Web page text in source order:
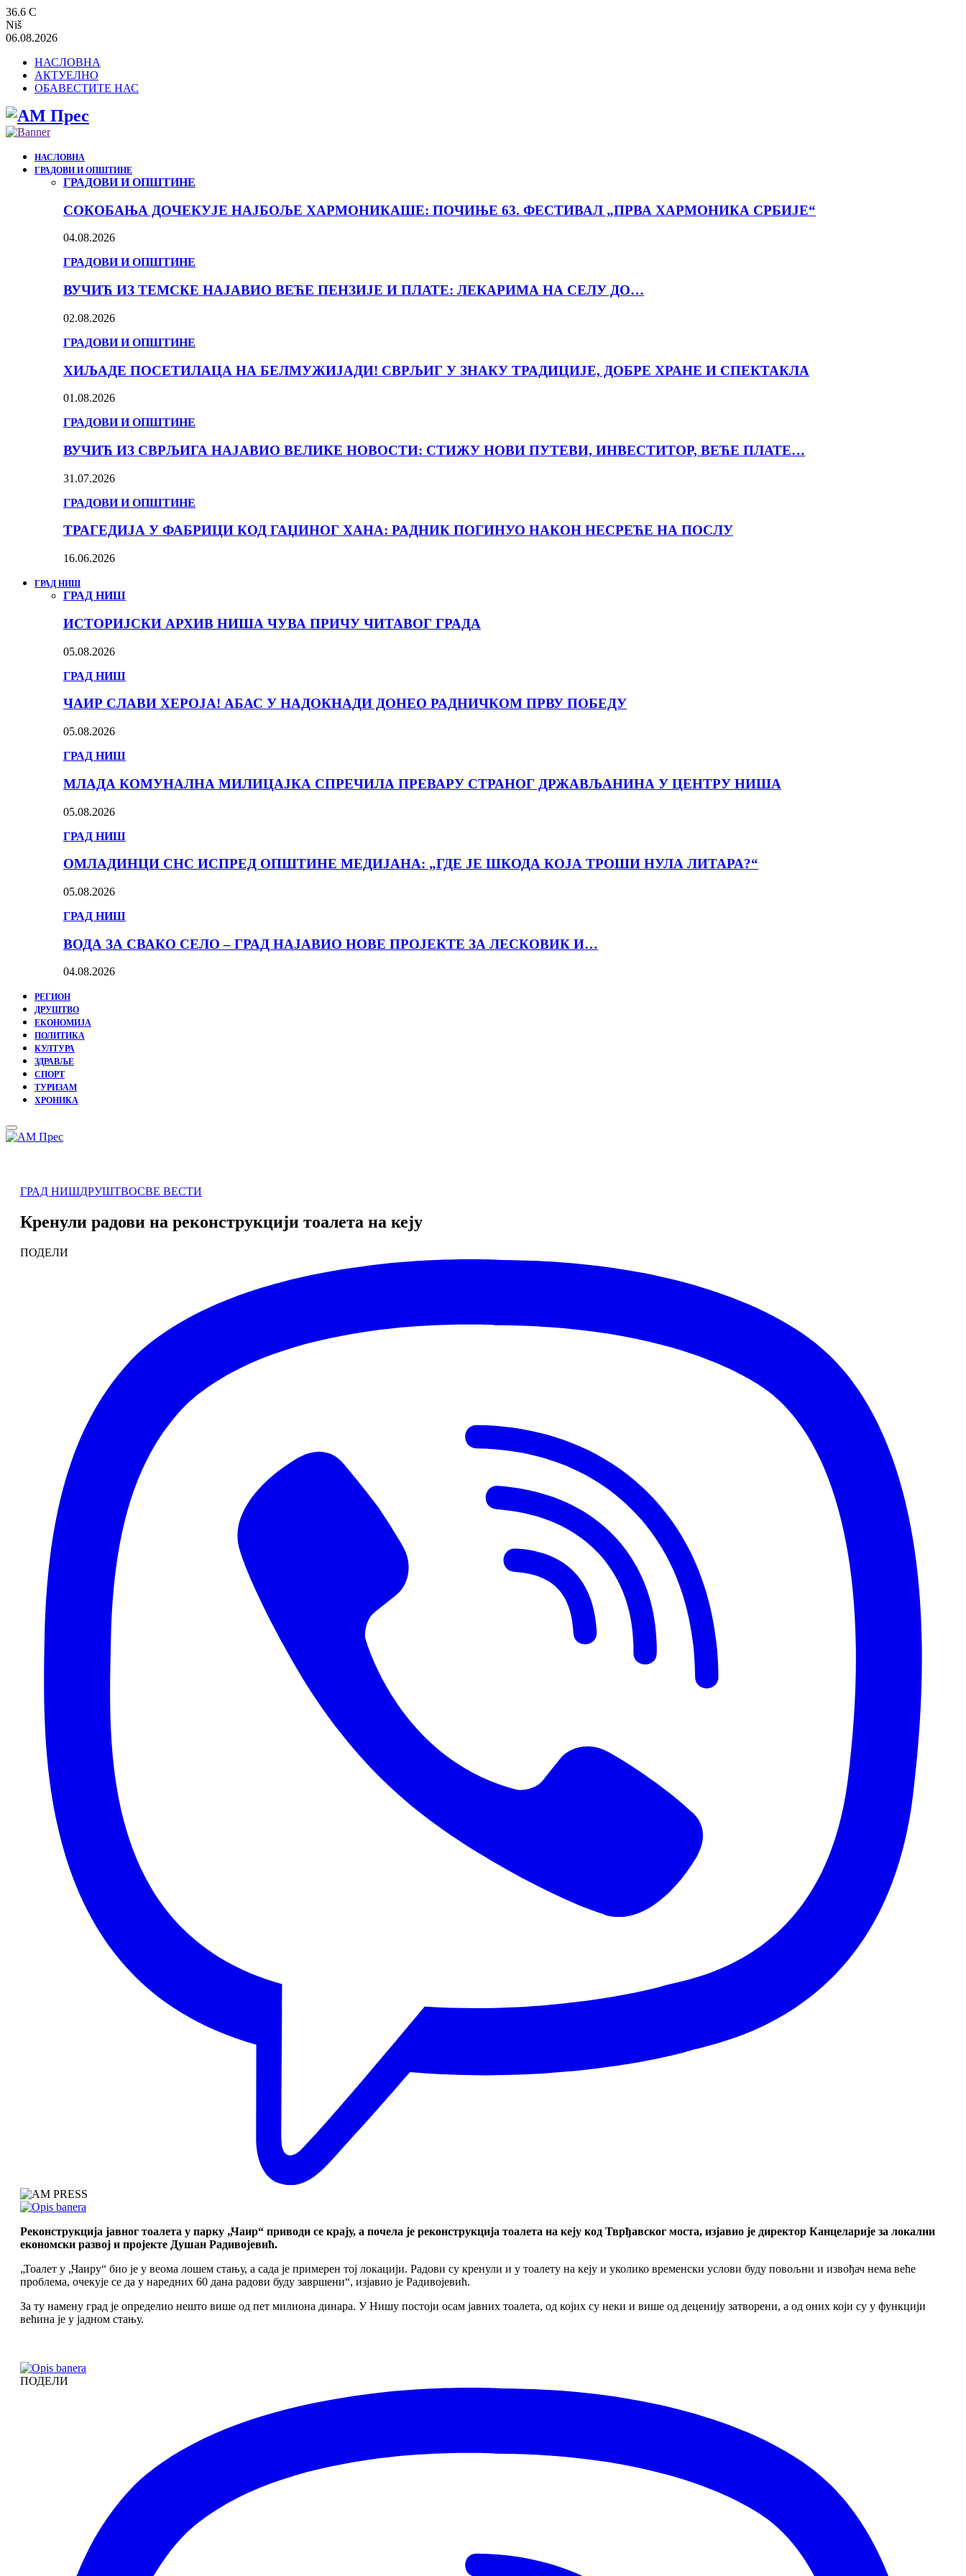
36.6 C
Niš
06.08.2026
НАСЛОВНА
АКТУЕЛНО
ОБАВЕСТИТЕ НАС
НАСЛОВНА
ГРАДОВИ И ОПШТИНЕ
ГРАДОВИ И ОПШТИНЕ
СОКОБАЊА ДОЧЕКУЈЕ НАЈБОЉЕ ХАРМОНИКАШЕ: ПОЧИЊЕ 63. ФЕСТИВАЛ „ПРВА ХАРМОНИКА СРБИЈЕ“
04.08.2026
ГРАДОВИ И ОПШТИНЕ
ВУЧИЋ ИЗ ТЕМСКЕ НАЈАВИО ВЕЋЕ ПЕНЗИЈЕ И ПЛАТЕ: ЛЕКАРИМА НА СЕЛУ ДО…
02.08.2026
ГРАДОВИ И ОПШТИНЕ
ХИЉАДЕ ПОСЕТИЛАЦА НА БЕЛМУЖИЈАДИ! СВРЉИГ У ЗНАКУ ТРАДИЦИЈЕ, ДОБРЕ ХРАНЕ И СПЕКТАКЛА
01.08.2026
ГРАДОВИ И ОПШТИНЕ
ВУЧИЋ ИЗ СВРЉИГА НАЈАВИО ВЕЛИКЕ НОВОСТИ: СТИЖУ НОВИ ПУТЕВИ, ИНВЕСТИТОР, ВЕЋЕ ПЛАТЕ…
31.07.2026
ГРАДОВИ И ОПШТИНЕ
ТРАГЕДИЈА У ФАБРИЦИ КОД ГАЏИНОГ ХАНА: РАДНИК ПОГИНУО НАКОН НЕСРЕЋЕ НА ПОСЛУ
16.06.2026
ГРАД НИШ
ГРАД НИШ
ИСТОРИЈСКИ АРХИВ НИША ЧУВА ПРИЧУ ЧИТАВОГ ГРАДА
05.08.2026
ГРАД НИШ
ЧАИР СЛАВИ ХЕРОЈА! АБАС У НАДОКНАДИ ДОНЕО РАДНИЧКОМ ПРВУ ПОБЕДУ
05.08.2026
ГРАД НИШ
МЛАДА КОМУНАЛНА МИЛИЦАЈКА СПРЕЧИЛА ПРЕВАРУ СТРАНОГ ДРЖАВЉАНИНА У ЦЕНТРУ НИША
05.08.2026
ГРАД НИШ
ОМЛАДИНЦИ СНС ИСПРЕД ОПШТИНЕ МЕДИЈАНА: „ГДЕ ЈЕ ШКОДА КОЈА ТРОШИ НУЛА ЛИТАРА?“
05.08.2026
ГРАД НИШ
ВОДА ЗА СВАКО СЕЛО – ГРАД НАЈАВИО НОВЕ ПРОЈЕКТЕ ЗА ЛЕСКОВИК И…
04.08.2026
РЕГИОН
ДРУШТВО
ЕКОНОМИЈА
ПОЛИТИКА
КУЛТУРА
ЗДРАВЉЕ
СПОРТ
ТУРИЗАМ
ХРОНИКА
Primary
Menu
ГРАД НИШДРУШТВОСВЕ ВЕСТИ
Кренули радови на реконструкцији тоалета на кеју
ПОДЕЛИ
Реконструкција јавног тоалета у парку „Чаир“ приводи се крају, а почела је реконструкција тоалета на кеју код Тврђавског моста, изјавио је директор Канцеларије за локални
економски развој и пројекте Душан Радивојевић.
„Тоалет у „Чаиру“ био је у веома лошем стању, а сада је примерен тој локацији. Радови су кренули и у тоалету на кеју и уколико временски услови буду повољни и извођач нема веће
проблема, очекује се да у наредних 60 дана радови буду завршени“, изјавио је Радивојевић.
За ту намену град је определио нешто више од пет милиона динара. У Нишу постоји осам јавних тоалета, од којих су неки и више од деценију затворени, а од оних који су у функцији
већина је у јадном стању.
ПОДЕЛИ